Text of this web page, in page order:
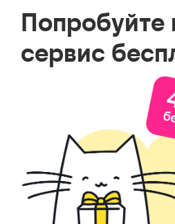
Попробуйте
сервис